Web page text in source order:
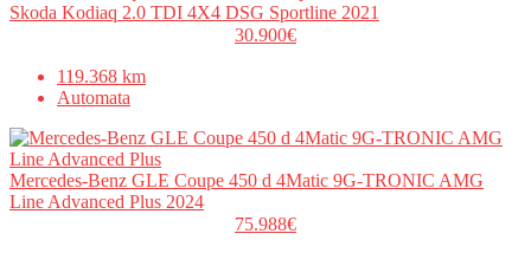
30.900€
Skoda Kodiaq 2.0 TDI 4X4 DSG Sportline 2021
119.368 km
Automata
75.988€
Mercedes-Benz GLE Coupe 450 d 4Matic 9G-TRONIC AMG
Line Advanced Plus 2024